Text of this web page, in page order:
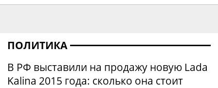
ПОЛИТИКА
В РФ выставили на продажу новую Lada
Kalina 2015 года: сколько она стоит